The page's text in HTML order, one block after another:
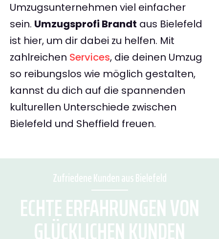
Umzugsunternehmen viel einfacher
sein. Umzugsprofi Brandt aus Bielefeld
ist hier, um dir dabei zu helfen. Mit
zahlreichen Services, die deinen Umzug
so reibungslos wie möglich gestalten,
kannst du dich auf die spannenden
kulturellen Unterschiede zwischen
Bielefeld und Sheffield freuen.
Zufriedene Kunden aus Bielefeld
ECHTE ERFAHRUNGEN VON
GLÜCKLICHEN KUNDEN